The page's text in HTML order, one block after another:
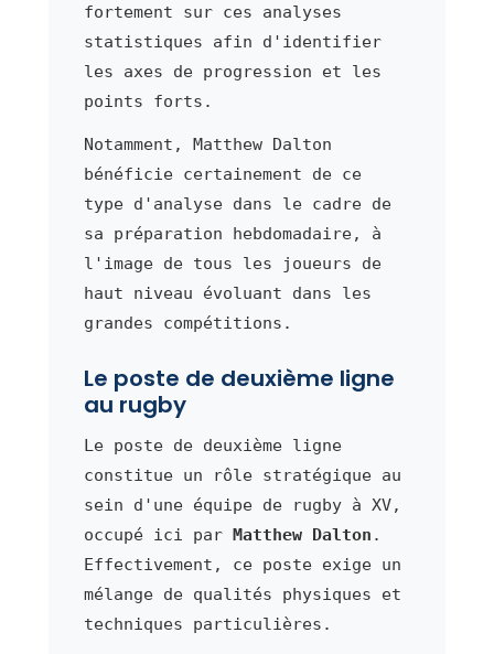
fortement sur ces analyses
statistiques afin d'identifier
les axes de progression et les
points forts.
Notamment, Matthew Dalton
bénéficie certainement de ce
type d'analyse dans le cadre de
sa préparation hebdomadaire, à
l'image de tous les joueurs de
haut niveau évoluant dans les
grandes compétitions.
Le poste de deuxième ligne
au rugby
Le poste de deuxième ligne
constitue un rôle stratégique au
sein d'une équipe de rugby à XV,
occupé ici par Matthew Dalton .
Effectivement, ce poste exige un
mélange de qualités physiques et
techniques particulières.